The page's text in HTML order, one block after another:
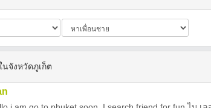
จังหวัดภูเก็ต